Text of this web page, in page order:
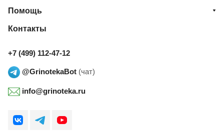
Помощь
Контакты
+7 (499) 112-47-12
@GrinotekaBot (чат)
info@grinoteka.ru